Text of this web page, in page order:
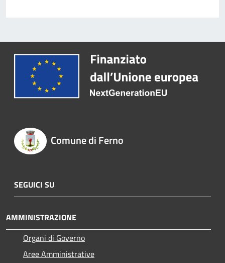
Comune di Ferno
SEGUICI SU
AMMINISTRAZIONE
Organi di Governo
Aree Amministrative